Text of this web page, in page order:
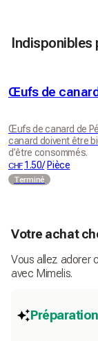
Indisponibles
Œufs de
Œufs de canard de
canard doivent être
d’être consommés.
CHF 1.50/ Pièce
Terminé
Votre achat
Vous allez adorer
avec Mimelis.